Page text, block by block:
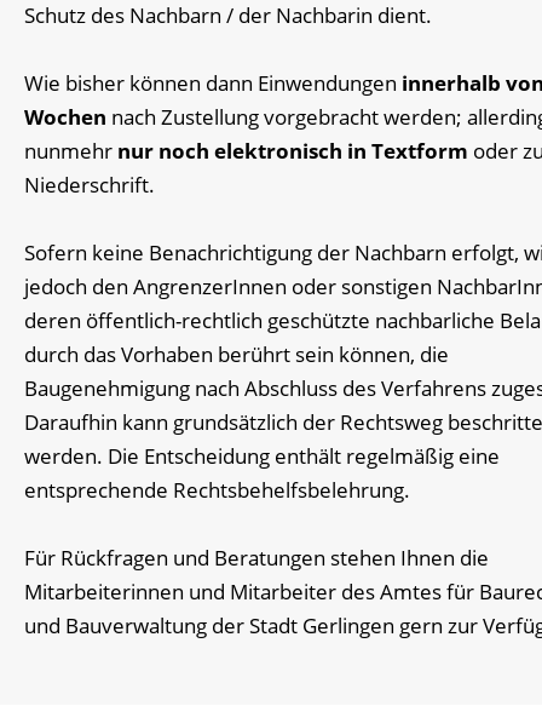
Schutz des Nachbarn / der Nachbarin dient.
Wie bisher können dann Einwendungen innerhalb
Wochen nach Zustellung vorgebracht werden;
nunmehr nur noch elektronisch in Textform oder
Niederschrift.
Sofern keine Benachrichtigung der Nachbarn erfolgt,
jedoch den AngrenzerInnen oder sonstigen
deren öffentlich-rechtlich geschützte nachbarliche
durch das Vorhaben berührt sein können, die
Baugenehmigung nach Abschluss des Verfahrens
Daraufhin kann grundsätzlich der Rechtsweg
werden. Die Entscheidung enthält regelmäßig eine
entsprechende Rechtsbehelfsbelehrung.
Für Rückfragen und Beratungen stehen Ihnen die
Mitarbeiterinnen und Mitarbeiter des Amtes für
und Bauverwaltung der Stadt Gerlingen gern zur